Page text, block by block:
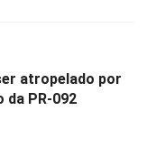
atropelado por
da PR-092